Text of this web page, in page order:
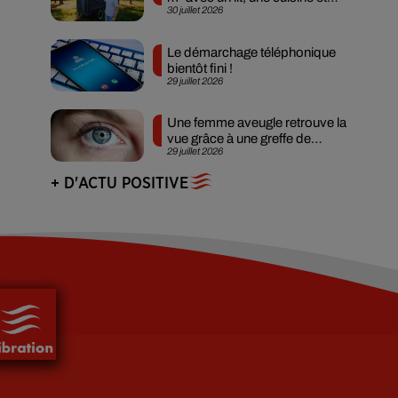
30 juillet 2026
des...
29 juillet 2026
Le démarchage téléphonique
bientôt fini !
29 juillet 2026
Une femme aveugle retrouve la
vue grâce à une greffe de
rétine...
+ D'ACTU POSITIVE